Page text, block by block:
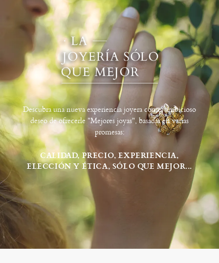
Descubra una nueva experiencia joyera con el ambicioso
deseo de ofrecerle "Mejores joyas", basadas en varias
promesas:
CALIDAD, PRECIO, EXPERIENCIA,
ELECCIÓN Y ÉTICA, SÓLO QUE MEJOR...